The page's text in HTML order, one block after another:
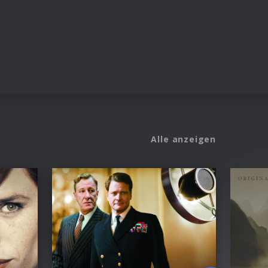
Alle anzeigen